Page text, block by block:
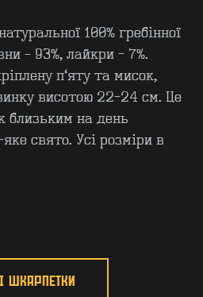
100% гребінної
– 93%, лайкри - 7%.
п’яту та мисок,
висотою 22-24 см. Це
близьким на день
свято. Усі розміри в
ШКАРПЕТКИ
F.A.Q
ПРО ЦЕХ